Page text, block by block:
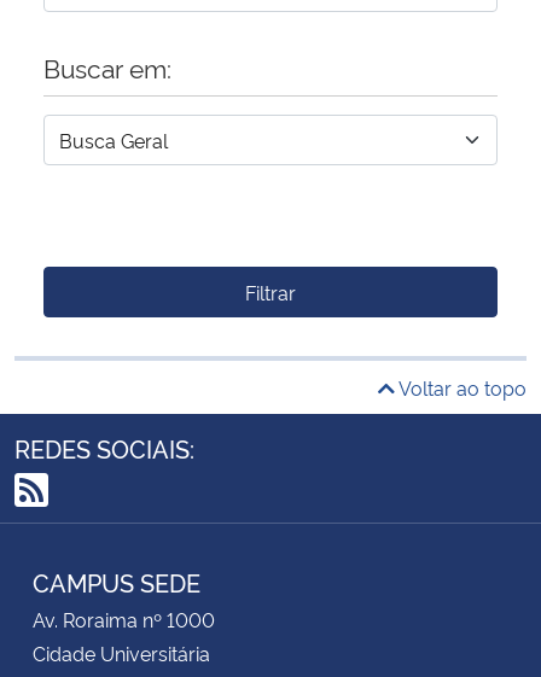
Buscar em:
Filtrar
Voltar ao topo
REDES SOCIAIS:
RSS
CAMPUS SEDE
Av. Roraima nº 1000
Cidade Universitária